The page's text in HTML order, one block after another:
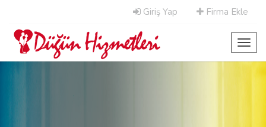
Giriş Yap Firma Ekle